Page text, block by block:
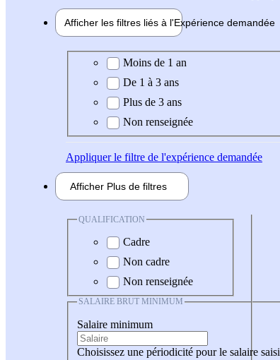
Afficher les filtres liés à l'Expérience demandée
Expérience demandée
Moins de 1 an
De 1 à 3 ans
Plus de 3 ans
Non renseignée
Appliquerle filtre de l'expérience demandée
Afficher Plus de filtres
QUALIFICATION
Cadre
Non cadre
Non renseignée
SALAIRE BRUT MINIMUM
Salaire minimum
Choisissez une périodicité pour le salaire saisi